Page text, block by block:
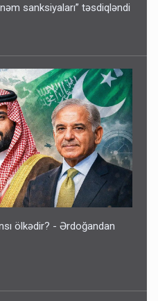
sanksiyaları” təsdiqləndi
ölkədir? - Ərdoğandan